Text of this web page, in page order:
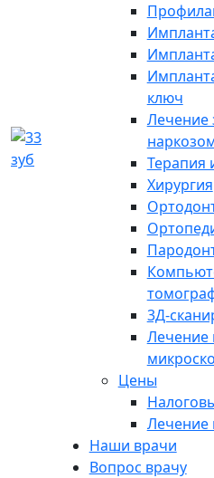
ключ
Лечение
Терапия
Хирургия
3Д-
Лечение
Цены
Лечение
Наши врачи
Вопрос врачу